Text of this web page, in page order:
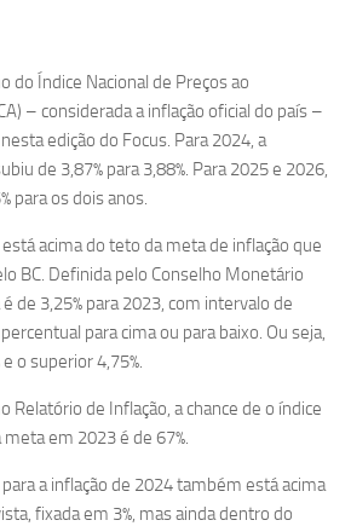
do Índice Nacional de Preços ao
– considerada a inflação oficial do país –
edição do Focus. Para 2024, a
de 3,87% para 3,88%. Para 2025 e 2026,
para os dois anos.
acima do teto da meta de inflação que
BC. Definida pelo Conselho Monetário
de 3,25% para 2023, com intervalo de
para cima ou para baixo. Ou seja,
o superior 4,75%.
Relatório de Inflação, a chance de o índice
em 2023 é de 67%.
a inflação de 2024 também está acima
fixada em 3%, mas ainda dentro do